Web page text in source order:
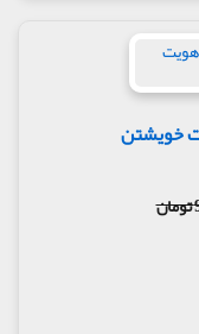
خویشتن